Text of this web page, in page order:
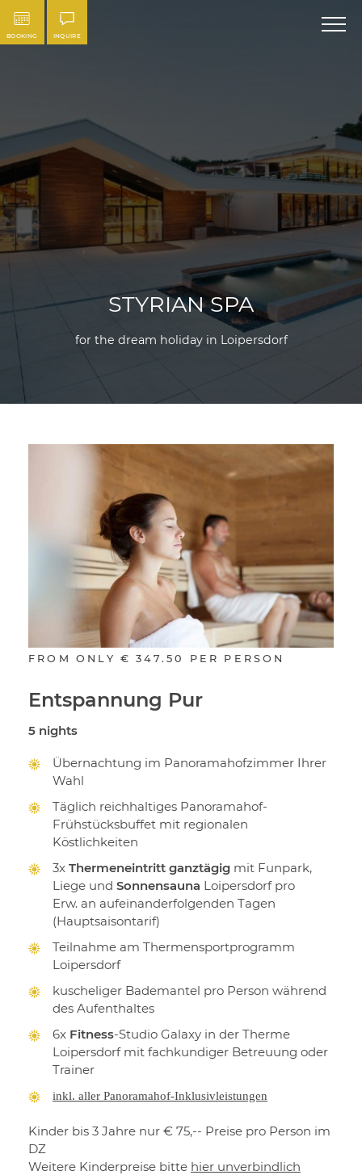
BOOKING INQUIRE
STYRIAN SPA
for the dream holiday in Loipersdorf
FROM ONLY € 347.50 PER PERSON
Entspannung Pur
5 nights
Übernachtung im Panoramahofzimmer Ihrer
Wahl
Täglich reichhaltiges Panoramahof-
Frühstücksbuffet mit regionalen
Köstlichkeiten
3x Thermeneintritt ganztägig mit Funpark,
Liege und Sonnensauna Loipersdorf pro
Erw. an aufeinanderfolgenden Tagen
(Hauptsaisontarif)
Teilnahme am Thermensportprogramm
Loipersdorf
kuscheliger Bademantel pro Person während
des Aufenthaltes
6x Fitness-Studio Galaxy in der Therme
Loipersdorf mit fachkundiger Betreuung oder
Trainer
inkl. aller Panoramahof-Inklusivleistungen
Kinder bis 3 Jahre nur € 75,-- Preise pro Person im
DZ
Weitere Kinderpreise bitte hier unverbindlich